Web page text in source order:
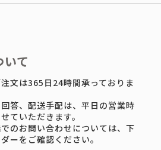
て
文は365日24時間承っておりま
答、配送手配は、平日の営業時
ていただきます。
のお問い合わせについては、下
ーをご確認ください。